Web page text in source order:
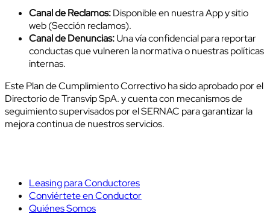
Canal de Reclamos:Disponible en nuestra App y sitio
web (Sección reclamos).
Canal de Denuncias:Una vía confidencial para reportar
conductas que vulneren la normativa o nuestras políticas
internas.
Este Plan de Cumplimiento Correctivo ha sido aprobado por el
Directorio de Transvip SpA. y cuenta con mecanismos de
seguimiento supervisados por el SERNAC para garantizar la
mejora continua de nuestros servicios.
Leasing para Conductores
Conviértete en Conductor
Quiénes Somos